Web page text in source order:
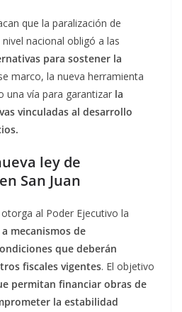
que la paralización de
nacional obligó a las
para sostener la
marco, la nueva herramienta
una vía para garantizar la
vinculadas al desarrollo
ley de
San Juan
al Poder Ejecutivo la
mecanismos de
que deberán
fiscales vigentes. El objetivo
permitan financiar obras de
la estabilidad